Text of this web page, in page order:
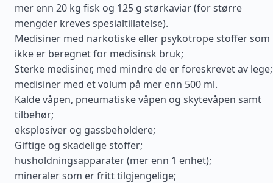
mer enn 20 kg fisk og 125 g størkaviar (for større
mengder kreves spesialtillatelse).
Medisiner med narkotiske eller psykotrope stoffer som
ikke er beregnet for medisinsk bruk;
Sterke medisiner, med mindre de er foreskrevet av lege;
medisiner med et volum på mer enn 500 ml.
Kalde våpen, pneumatiske våpen og skytevåpen samt
tilbehør;
eksplosiver og gassbeholdere;
Giftige og skadelige stoffer;
husholdningsapparater (mer enn 1 enhet);
mineraler som er fritt tilgjengelige;